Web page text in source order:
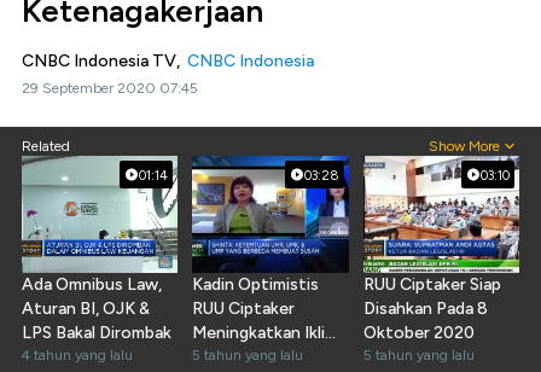
Ketenagakerjaan
CNBC Indonesia TV, CNBC Indonesia
29 September 2020 07:45
Related Show More
01:14
Ada Omnibus Law,
Aturan BI, OJK &
LPS Bakal Dirombak
4 tahun yang lalu
03:28
Kadin Optimistis
RUU Ciptaker
Meningkatkan Iklim
Investasi
5 tahun yang lalu
03:10
RUU Ciptaker Siap
Disahkan Pada 8
Oktober 2020
5 tahun yang lalu